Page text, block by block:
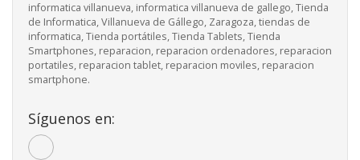
informatica villanueva, informatica villanueva de gallego, Tienda
de Informatica, Villanueva de Gállego, Zaragoza, tiendas de
informatica, Tienda portátiles, Tienda Tablets, Tienda
Smartphones, reparacion, reparacion ordenadores, reparacion
portatiles, reparacion tablet, reparacion moviles, reparacion
smartphone.
Síguenos en: